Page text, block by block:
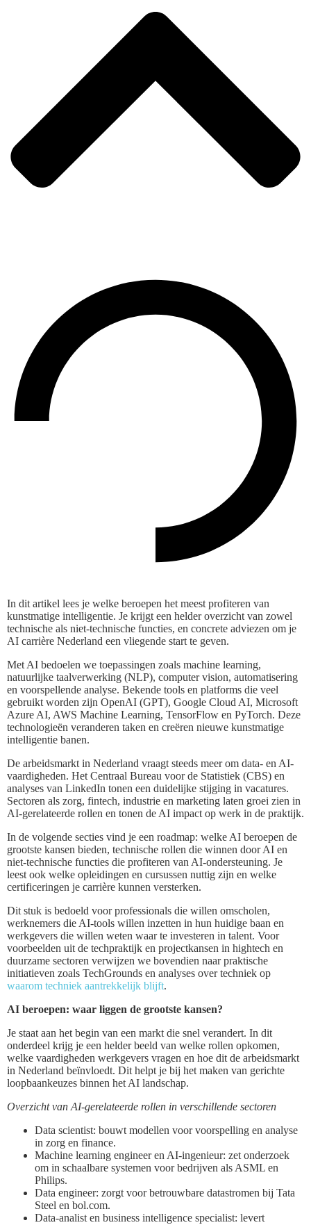
In dit artikel lees je welke beroepen het meest profiteren van
kunstmatige intelligentie. Je krijgt een helder overzicht van zowel
technische als niet-technische functies, en concrete adviezen om je
AI carrière Nederland een vliegende start te geven.
Met AI bedoelen we toepassingen zoals machine learning,
natuurlijke taalverwerking (NLP), computer vision, automatisering
en voorspellende analyse. Bekende tools en platforms die veel
gebruikt worden zijn OpenAI (GPT), Google Cloud AI, Microsoft
Azure AI, AWS Machine Learning, TensorFlow en PyTorch. Deze
technologieën veranderen taken en creëren nieuwe kunstmatige
intelligentie banen.
De arbeidsmarkt in Nederland vraagt steeds meer om data- en AI-
vaardigheden. Het Centraal Bureau voor de Statistiek (CBS) en
analyses van LinkedIn tonen een duidelijke stijging in vacatures.
Sectoren als zorg, fintech, industrie en marketing laten groei zien in
AI-gerelateerde rollen en tonen de AI impact op werk in de praktijk.
In de volgende secties vind je een roadmap: welke AI beroepen de
grootste kansen bieden, technische rollen die winnen door AI en
niet-technische functies die profiteren van AI-ondersteuning. Je
leest ook welke opleidingen en cursussen nuttig zijn en welke
certificeringen je carrière kunnen versterken.
Dit stuk is bedoeld voor professionals die willen omscholen,
werknemers die AI-tools willen inzetten in hun huidige baan en
werkgevers die willen weten waar te investeren in talent. Voor
voorbeelden uit de techpraktijk en projectkansen in hightech en
duurzame sectoren verwijzen we bovendien naar praktische
initiatieven zoals TechGrounds en analyses over techniek op
waarom techniek aantrekkelijk blijft.
AI beroepen: waar liggen de grootste kansen?
Je staat aan het begin van een markt die snel verandert. In dit
onderdeel krijg je een helder beeld van welke rollen opkomen,
welke vaardigheden werkgevers vragen en hoe dit de arbeidsmarkt
in Nederland beïnvloedt. Dit helpt je bij het maken van gerichte
loopbaankeuzes binnen het AI landschap.
Overzicht van AI-gerelateerde rollen in verschillende sectoren
Data scientist: bouwt modellen voor voorspelling en analyse
in zorg en finance.
Machine learning engineer en AI-ingenieur: zet onderzoek
om in schaalbare systemen voor bedrijven als ASML en
Philips.
Data engineer: zorgt voor betrouwbare datastromen bij Tata
Steel en bol.com.
Data-analist en business intelligence specialist: levert